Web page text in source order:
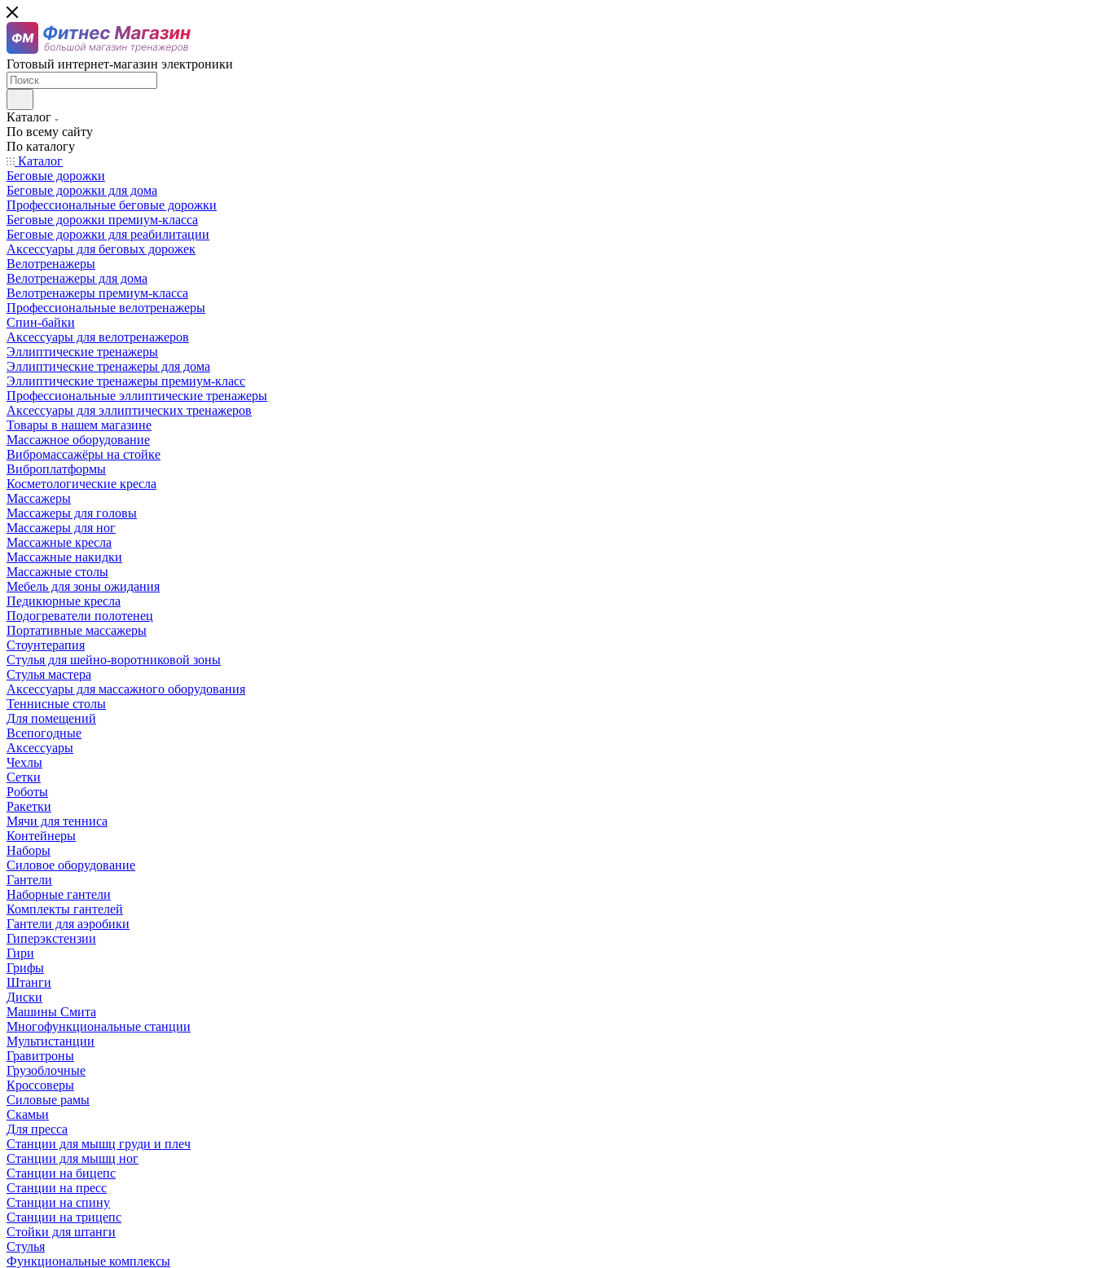
Готовый интернет-магазин электроники
Каталог
По всему сайту
По каталогу
Каталог
Беговые дорожки
Беговые дорожки для дома
Профессиональные беговые дорожки
Беговые дорожки премиум-класса
Беговые дорожки для реабилитации
Аксессуары для беговых дорожек
Велотренажеры
Велотренажеры для дома
Велотренажеры премиум-класса
Профессиональные велотренажеры
Спин-байки
Аксессуары для велотренажеров
Эллиптические тренажеры
Эллиптические тренажеры для дома
Эллиптические тренажеры премиум-класс
Профессиональные эллиптические тренажеры
Аксессуары для эллиптических тренажеров
Товары в нашем магазине
Массажное оборудование
Вибромассажёры на стойке
Виброплатформы
Косметологические кресла
Массажеры
Массажеры для головы
Массажеры для ног
Массажные кресла
Массажные накидки
Массажные столы
Мебель для зоны ожидания
Педикюрные кресла
Подогреватели полотенец
Портативные массажеры
Стоунтерапия
Стулья для шейно-воротниковой зоны
Стулья мастера
Аксессуары для массажного оборудования
Теннисные столы
Для помещений
Всепогодные
Аксессуары
Чехлы
Сетки
Роботы
Ракетки
Мячи для тенниса
Контейнеры
Наборы
Силовое оборудование
Гантели
Наборные гантели
Комплекты гантелей
Гантели для аэробики
Гиперэкстензии
Гири
Грифы
Штанги
Диски
Машины Смита
Многофункциональные станции
Мультистанции
Гравитроны
Грузоблочные
Кроссоверы
Силовые рамы
Скамьи
Для пресса
Станции для мышц груди и плеч
Станции для мышц ног
Станции на бицепс
Станции на пресс
Станции на спину
Станции на трицепс
Стойки для штанги
Стулья
Функциональные комплексы